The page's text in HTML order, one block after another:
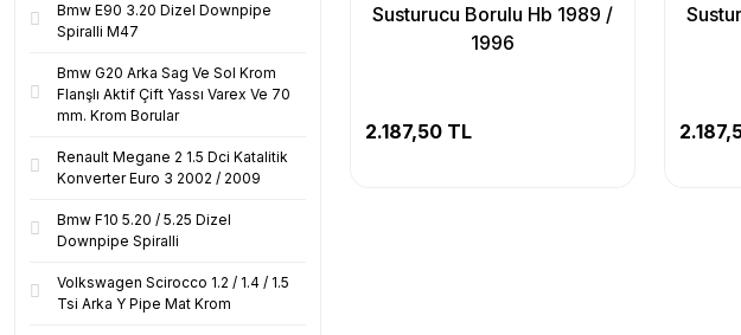
Bmw E90 3.20 Dizel Downpipe
Spiralli M47
Bmw G20 Arka Sag Ve Sol Krom
Flanşlı Aktif Çift Yassı Varex Ve 70
mm. Krom Borular
Renault Megane 2 1.5 Dci Katalitik
Konverter Euro 3 2002 / 2009
Bmw F10 5.20 / 5.25 Dizel
Downpipe Spiralli
Volkswagen Scirocco 1.2 / 1.4 / 1.5
Tsi Arka Y Pipe Mat Krom
Susturucu Borulu Hb 1989 /
1996
2.187,50 TL